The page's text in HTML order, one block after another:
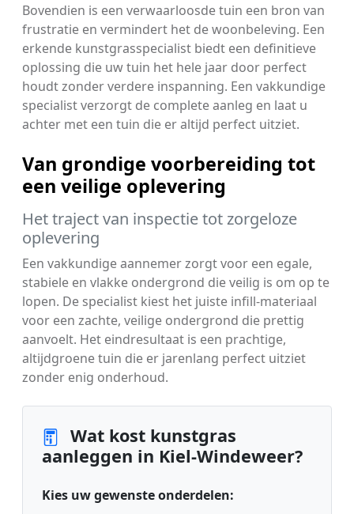
Bovendien is een verwaarloosde tuin een bron van
frustratie en vermindert het de woonbeleving. Een
erkende kunstgrasspecialist biedt een definitieve
oplossing die uw tuin het hele jaar door perfect
houdt zonder verdere inspanning. Een vakkundige
specialist verzorgt de complete aanleg en laat u
achter met een tuin die er altijd perfect uitziet.
Van grondige voorbereiding tot
een veilige oplevering
Het traject van inspectie tot zorgeloze
oplevering
Een vakkundige aannemer zorgt voor een egale,
stabiele en vlakke ondergrond die veilig is om op te
lopen. De specialist kiest het juiste infill-materiaal
voor een zachte, veilige ondergrond die prettig
aanvoelt. Het eindresultaat is een prachtige,
altijdgroene tuin die er jarenlang perfect uitziet
zonder enig onderhoud.
Wat kost kunstgras
aanleggen in Kiel-Windeweer?
Kies uw gewenste onderdelen: